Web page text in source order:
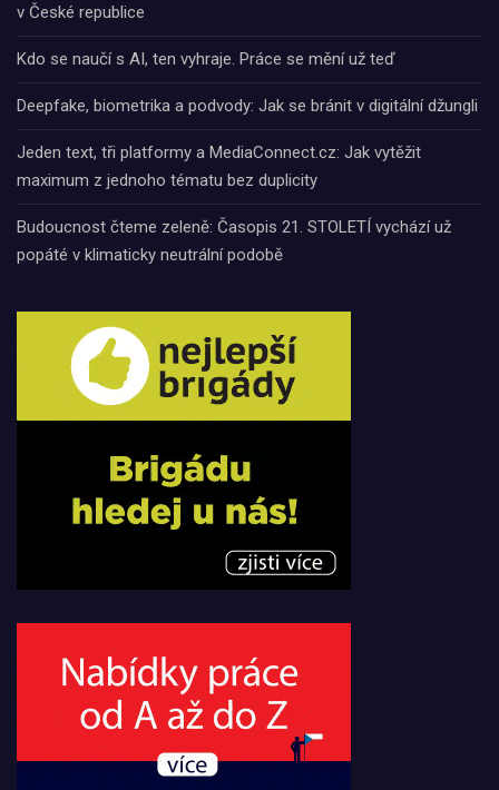
v České republice
Kdo se naučí s AI, ten vyhraje. Práce se mění už teď
Deepfake, biometrika a podvody: Jak se bránit v digitální džungli
Jeden text, tři platformy a MediaConnect.cz: Jak vytěžit
maximum z jednoho tématu bez duplicity
Budoucnost čteme zeleně: Časopis 21. STOLETÍ vychází už
popáté v klimaticky neutrální podobě